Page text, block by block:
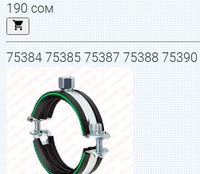
190сом
75384 75385 75387 75388